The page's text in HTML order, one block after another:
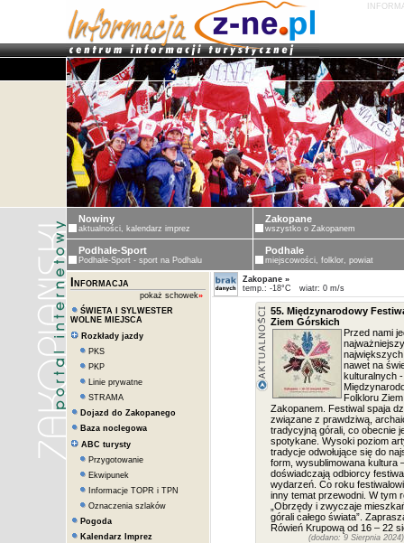
Nowiny
aktualności, kalendarz imprez
Zakopane
wszystko o Zakopanem
Podhale-Sport
Podhale-Sport - sport na Podhalu
Podhale
miejscowości, folklor, powiat
Informacja
pokaż schowek»
ŚWIETA I SYLWESTER
WOLNE MIEJSCA
Rozkłady jazdy
PKS
PKP
Linie prywatne
STRAMA
Dojazd do Zakopanego
Baza noclegowa
ABC turysty
Przygotowanie
Ekwipunek
Informacje TOPR i TPN
Oznaczenia szlaków
Pogoda
Kalendarz Imprez
Zakopane »
temp.: -18°C wiatr: 0 m/s
55. Międzynarodowy
Ziem Górskich
Przed nami
nawet na
kulturalnych
Folkloru
Zakopanem. Festiwal spaja
związane z prawdziwą,
tradycyjną górali, co obecnie
spotykane. Wysoki poziom
tradycje odwołujące się do
form, wysublimowana kultura
doświadczają odbiorcy
wydarzeń. Co roku
inny temat przewodni. W tym
„Obrzędy i zwyczaje
górali całego świata”.
Rówień Krupową od 16 – 22
(dodano: 9 Sierpnia 2024)